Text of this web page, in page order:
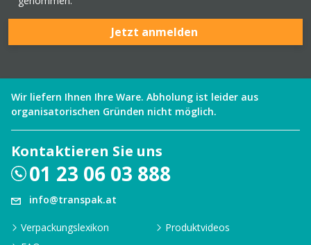
Jetzt anmelden
Wir liefern Ihnen Ihre Ware. Abholung ist leider aus
organisatorischen Gründen nicht möglich.
Kontaktieren Sie uns
01 23 06 03 888
info@transpak.at
Verpackungslexikon
Produktvideos